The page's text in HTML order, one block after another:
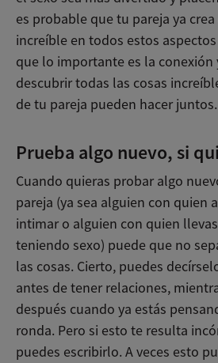
es probable que tu pareja ya
increíble en todos estos
que lo importante es la conexión
descubrir todas las cosas
de tu pareja pueden hacer juntos.
Prueba algo nuevo, si
Cuando quieras probar algo
pareja (ya sea alguien con quien
intimar o alguien con quien
teniendo sexo) puede que no
las cosas. Cierto, puedes
antes de tener relaciones,
después cuando ya estás
ronda. Pero si esto te resulta
puedes escribirlo. A veces esto